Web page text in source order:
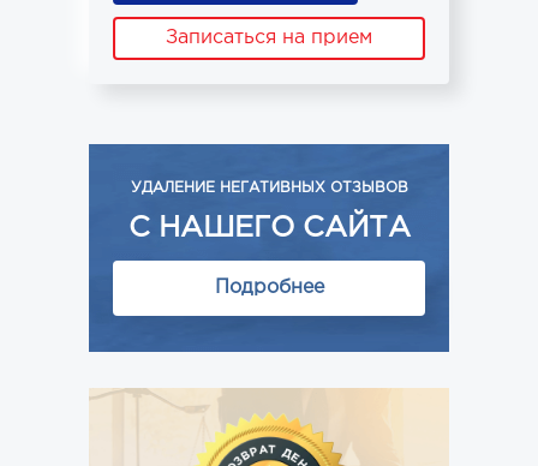
Записаться на прием
УДАЛЕНИЕ НЕГАТИВНЫХ ОТЗЫВОВ
С НАШЕГО САЙТА
Подробнее